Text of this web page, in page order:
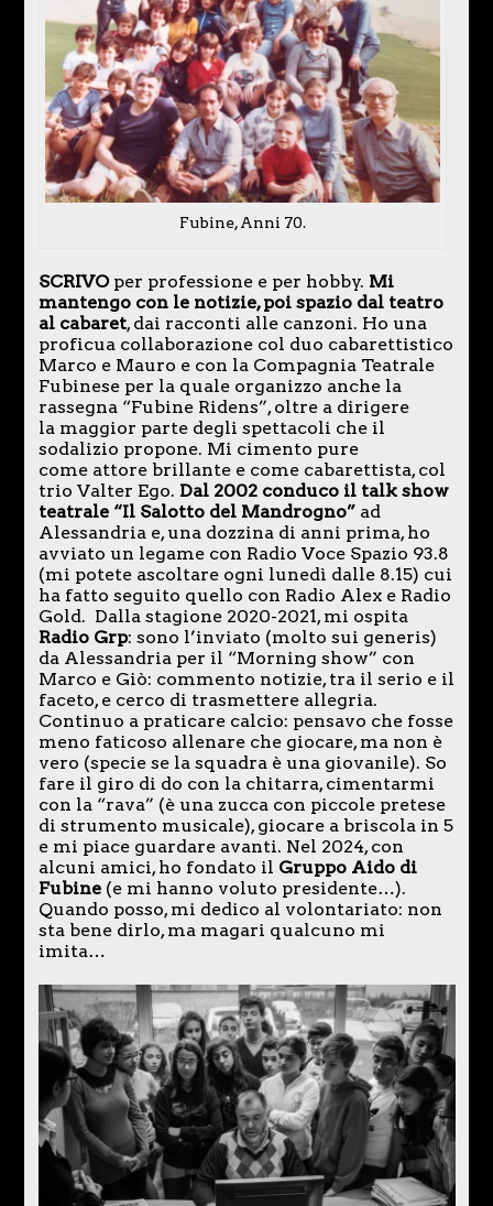
Fubine, Anni 70.
SCRIVO per professione e per hobby. Mi
mantengo con le notizie, poi spazio dal teatro
al cabaret, dai racconti alle canzoni. Ho una
proficua collaborazione col duo cabarettistico
Marco e Mauro e con la Compagnia Teatrale
Fubinese per la quale organizzo anche la
rassegna “Fubine Ridens”, oltre a dirigere
la maggior parte degli spettacoli che il
sodalizio propone. Mi cimento pure
come attore brillante e come cabarettista, col
trio Valter Ego. Dal 2002 conduco il talk show
teatrale “Il Salotto del Mandrogno”ad
Alessandria e, una dozzina di anni prima, ho
avviato un legame con Radio Voce Spazio 93.8
(mi potete ascoltare ogni lunedì dalle 8.15) cui
ha fatto seguito quello con Radio Alex e Radio
Gold. Dalla stagione 2020-2021, mi ospita
Radio Grp: sono l’inviato (molto sui generis)
da Alessandria per il “Morning show” con
Marco e Giò: commento notizie, tra il serio e il
faceto, e cerco di trasmettere allegria.
Continuo a praticare calcio: pensavo che fosse
meno faticoso allenare che giocare, ma non è
vero (specie se la squadra è una giovanile). So
fare il giro di do con la chitarra, cimentarmi
con la “rava” (è una zucca con piccole pretese
di strumento musicale), giocare a briscola in 5
e mi piace guardare avanti. Nel 2024, con
alcuni amici, ho fondato il Gruppo Aido di
Fubine(e mi hanno voluto presidente…).
Quando posso, mi dedico al volontariato: non
sta bene dirlo, ma magari qualcuno mi
imita…